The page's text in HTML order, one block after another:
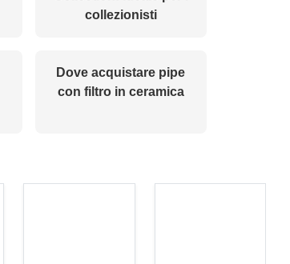
collezionisti
Dove acquistare pipe
con filtro in ceramica